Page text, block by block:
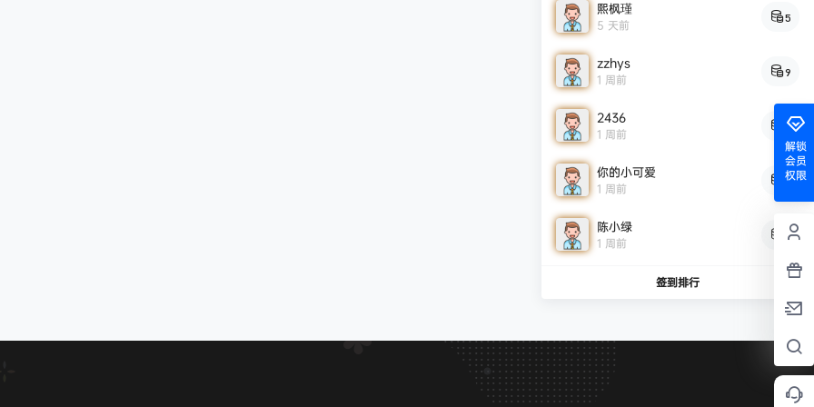
熙枫瑾
5 天前 5
zzhys
1 周前 9
2436
1 周前 9
你的小可爱
1 周前 8
陈小绿
1 周前 7
签到排行
解锁
会员
权限